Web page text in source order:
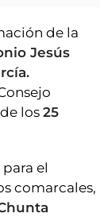
de la
Jesús
los 25
el
comarcales,